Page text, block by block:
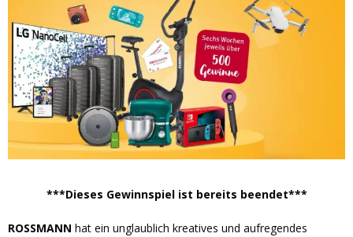
***Dieses Gewinnspiel ist bereits beendet***
ROSSMANN hat ein unglaublich kreatives und aufregendes